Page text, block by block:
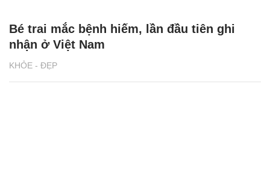
KHỎE - ĐẸP
Bé trai mắc bệnh hiếm, lần đầu tiên ghi
nhận ở Việt Nam